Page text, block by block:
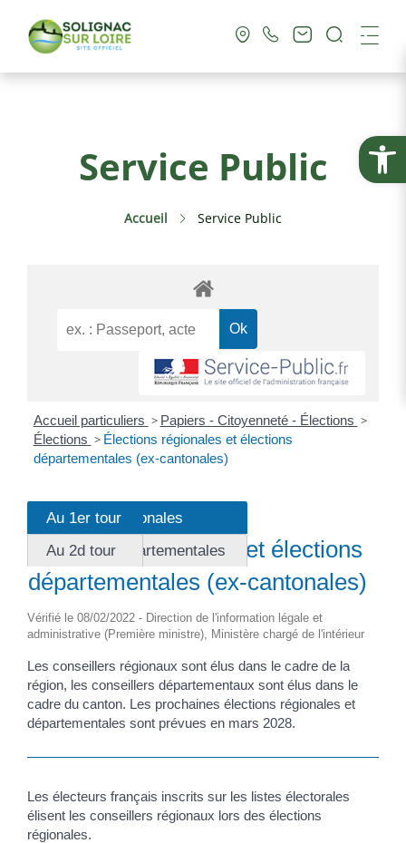
Ouvrir
Vie Pratique
Culture & Loisirs
Service Public
Service Public
Accueil Service Public
Accueil particuliers > Papiers - Citoyenneté - Élections >
Élections > Élections régionales et élections
départementales (ex-cantonales)
Fiche pratique
Élections régionales et élections
départementales (ex-cantonales)
Vérifié le 08/02/2022 - Direction de l'information légale et
administrative (Première ministre), Ministère chargé de l'intérieur
Les conseillers régionaux sont élus dans le cadre de la
région, les conseillers départementaux sont élus dans le
cadre du canton. Les prochaines élections régionales et
départementales sont prévues en mars 2028.
Élections régionales
Élections départementales
Les électeurs français inscrits sur les listes électorales
élisent les conseillers régionaux lors des élections
régionales.
Au 1er tour
Au 2d tour